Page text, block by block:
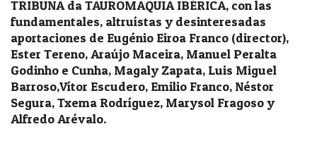
TRIBUNA da TAUROMAQUIA IBÉRICA, con las
fundamentales, altruístas y desinteresadas
aportaciones de Eugénio Eiroa Franco (director),
Ester Tereno, Araújo Maceira, Manuel Peralta
Godinho e Cunha, Magaly Zapata, Luis Miguel
Barroso,Vítor Escudero, Emilio Franco, Néstor
Segura, Txema Rodríguez, Marysol Fragoso y
Alfredo Arévalo.